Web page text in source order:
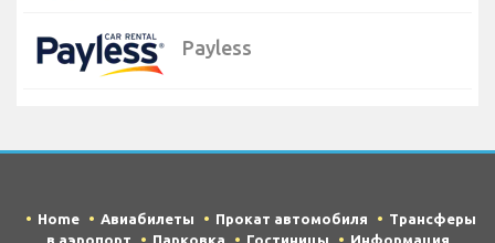
Payless
Home Авиабилеты Прокат автомобиля
Трансферы
в аэропорт
Парковка Гостиницы Информация